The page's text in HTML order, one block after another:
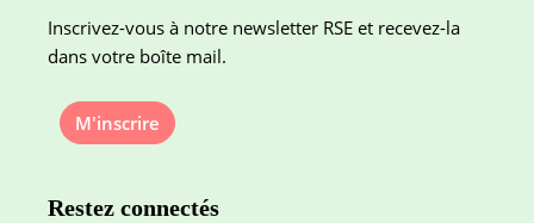
Inscrivez-vous à notre newsletter RSE et recevez-la
dans votre boîte mail.
M'inscrire
Restez connectés